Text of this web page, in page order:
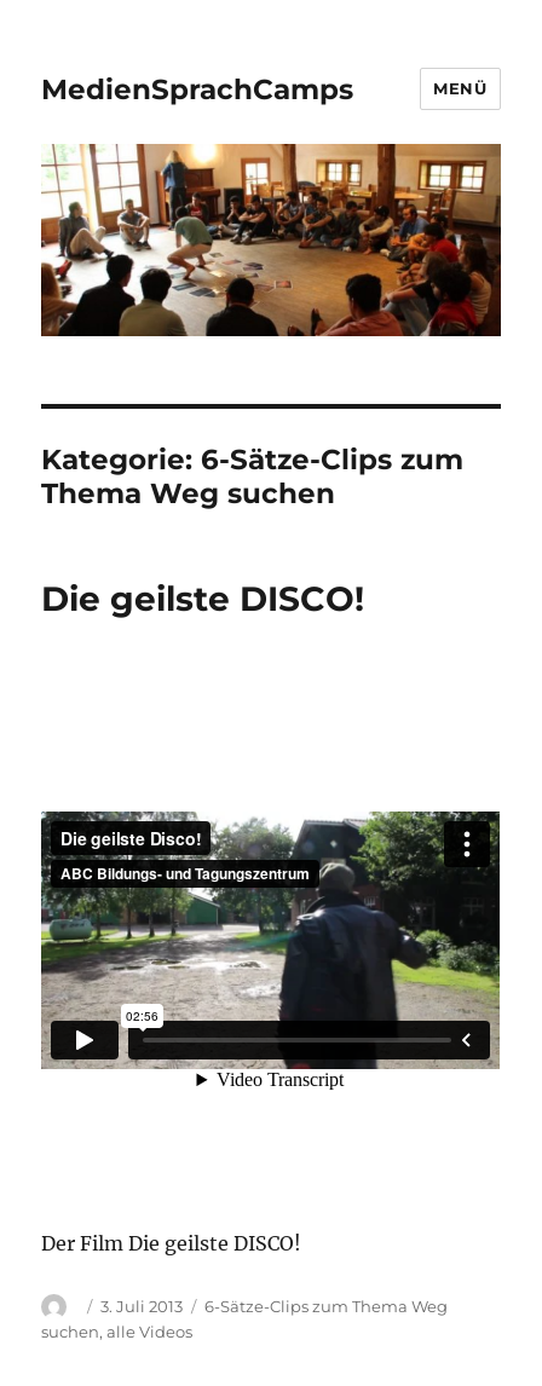
MedienSprachCamps MENÜ
Kategorie: 6-Sätze-Clips zum
Thema Weg suchen
Die geilste DISCO!
Der Film Die geilste DISCO!
AutorVeröffentlicht
am
3. Juli 2013 Kategorien
6-Sätze-Clips zum Thema Weg
suchen,alle Videos